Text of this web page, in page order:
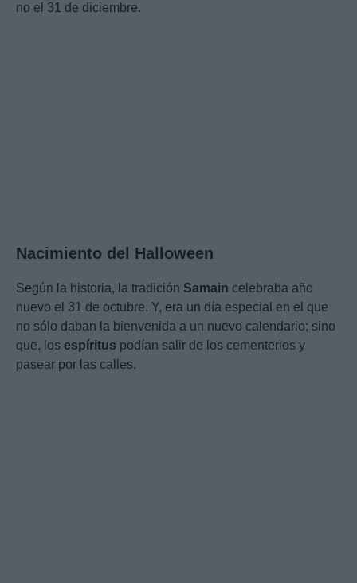
no el 31 de diciembre.
Nacimiento del Halloween
Según la historia, la tradición Samain celebraba año
nuevo el 31 de octubre. Y, era un día especial en el que
no sólo daban la bienvenida a un nuevo calendario; sino
que, los espíritus podían salir de los cementerios y
pasear por las calles.